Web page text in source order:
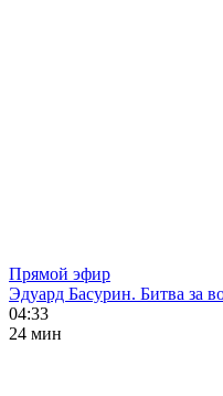
Прямой эфир
Эдуард Басурин. Битва за
04:33
24 мин